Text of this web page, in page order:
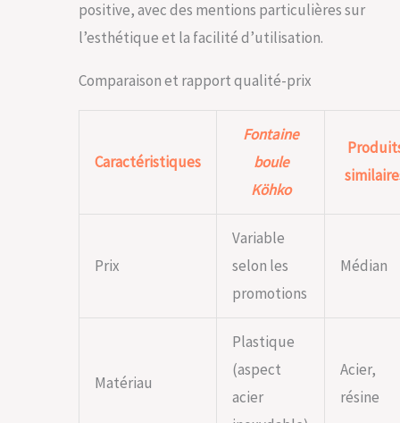
positive, avec des mentions particulières sur
l’esthétique et la facilité d’utilisation.
Comparaison et rapport qualité-prix
Caractéristiques
Fontaine
boule
Köhko
Prix
Variable
selon les
promotions
Médian
Matériau
Plastique
(aspect
acier
Acier,
résine